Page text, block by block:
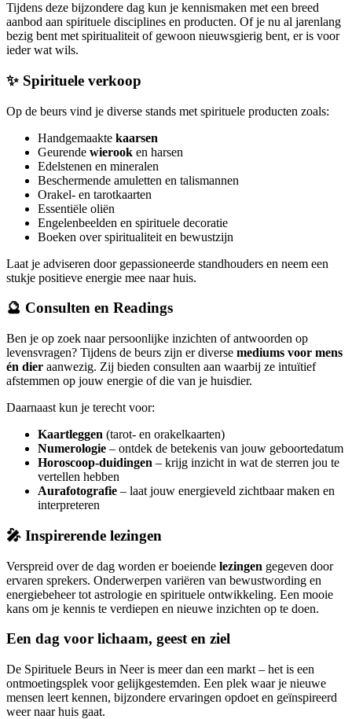
Tijdens deze bijzondere dag kun je kennismaken met een breed
aanbod aan spirituele disciplines en producten. Of je nu al jarenlang
bezig bent met spiritualiteit of gewoon nieuwsgierig bent, er is voor
ieder wat wils.
✨ Spirituele verkoop
Op de beurs vind je diverse stands met spirituele producten zoals:
Handgemaakte kaarsen
Geurende wierook en harsen
Edelstenen en mineralen
Beschermende amuletten en talismannen
Orakel- en tarotkaarten
Essentiële oliën
Engelenbeelden en spirituele decoratie
Boeken over spiritualiteit en bewustzijn
Laat je adviseren door gepassioneerde standhouders en neem een
stukje positieve energie mee naar huis.
🔮 Consulten en Readings
Ben je op zoek naar persoonlijke inzichten of antwoorden op
levensvragen? Tijdens de beurs zijn er diverse mediums voor mens
én dier aanwezig. Zij bieden consulten aan waarbij ze intuïtief
afstemmen op jouw energie of die van je huisdier.
Daarnaast kun je terecht voor:
Kaartleggen (tarot- en orakelkaarten)
Numerologie – ontdek de betekenis van jouw geboortedatum
Horoscoop-duidingen – krijg inzicht in wat de sterren jou te
vertellen hebben
Aurafotografie – laat jouw energieveld zichtbaar maken en
interpreteren
🎤 Inspirerende lezingen
Verspreid over de dag worden er boeiende lezingen gegeven door
ervaren sprekers. Onderwerpen variëren van bewustwording en
energiebeheer tot astrologie en spirituele ontwikkeling. Een mooie
kans om je kennis te verdiepen en nieuwe inzichten op te doen.
Een dag voor lichaam, geest en ziel
De Spirituele Beurs in Neer is meer dan een markt – het is een
ontmoetingsplek voor gelijkgestemden. Een plek waar je nieuwe
mensen leert kennen, bijzondere ervaringen opdoet en geïnspireerd
weer naar huis gaat.